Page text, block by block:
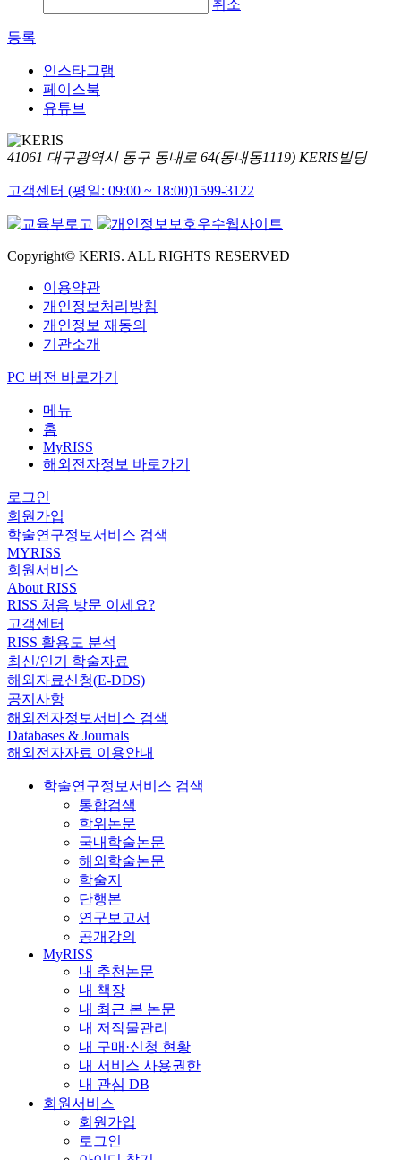
취소
등록
인스타그램
페이스북
유튜브
41061 대구광역시 동구 동내로 64(동내동1119) KERIS빌딩
고객센터 (평일: 09:00 ~ 18:00)1599-3122
Copyright© KERIS. ALL RIGHTS RESERVED
이용약관
개인정보처리방침
개인정보 재동의
기관소개
PC 버전 바로가기
메뉴
홈
MyRISS
해외전자정보 바로가기
로그인
회원가입
학술연구정보서비스 검색
MYRISS
회원서비스
About RISS
RISS 처음 방문 이세요?
고객센터
RISS 활용도 분석
최신/인기 학술자료
해외자료신청(E-DDS)
공지사항
해외전자정보서비스 검색
Databases & Journals
해외전자자료 이용안내
학술연구정보서비스 검색
통합검색
학위논문
국내학술논문
해외학술논문
학술지
단행본
연구보고서
공개강의
MyRISS
내 추천논문
내 책장
내 최근 본 논문
내 저작물관리
내 구매·신청 현황
내 서비스 사용권한
내 관심 DB
회원서비스
회원가입
로그인